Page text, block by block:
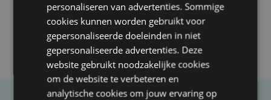
personaliseren van advertenties. Sommige
cookies kunnen worden gebruikt voor
gepersonaliseerde doeleinden in niet
gepersonaliseerde advertenties. Deze
website gebruikt noodzakelijke cookies
om de website te verbeteren en
analytische cookies om jouw ervaring op